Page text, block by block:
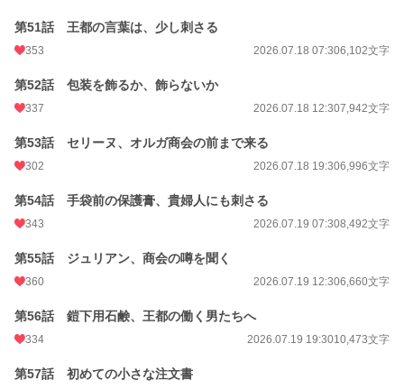
第51話 王都の言葉は、少し刺さる
353 2026.07.18 07:306,102文字
第52話 包装を飾るか、飾らないか
337 2026.07.18 12:307,942文字
第53話 セリーヌ、オルガ商会の前まで来る
302 2026.07.18 19:306,996文字
第54話 手袋前の保護膏、貴婦人にも刺さる
343 2026.07.19 07:308,492文字
第55話 ジュリアン、商会の噂を聞く
360 2026.07.19 12:306,660文字
第56話 鎧下用石鹸、王都の働く男たちへ
334 2026.07.19 19:3010,473文字
第57話 初めての小さな注文書